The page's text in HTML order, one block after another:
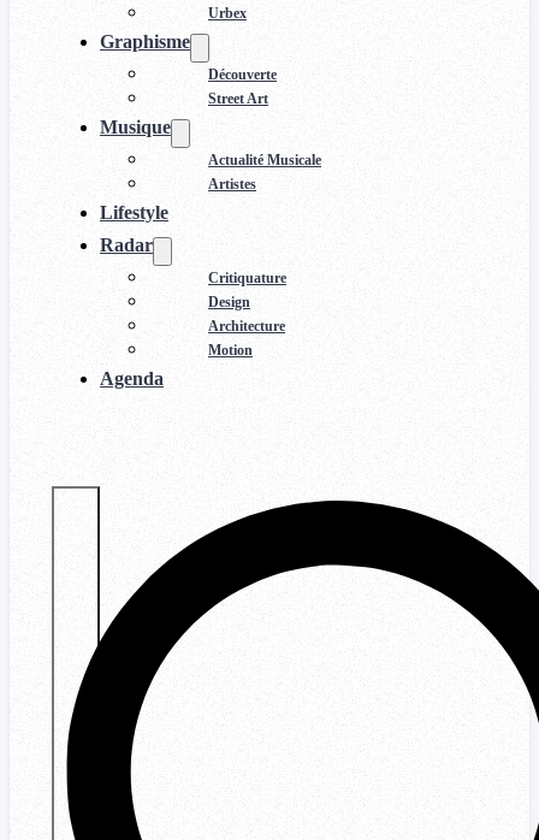
Urbex
Graphisme
Découverte
Street Art
Musique
Actualité Musicale
Artistes
Lifestyle
Radar
Critiquature
Design
Architecture
Motion
Agenda